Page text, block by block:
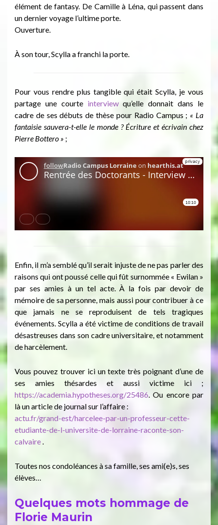
élément de fantasy. De Camille à Léna, qui passent dans
un dernier voyage l’ultime porte.
Ouverture.
À son tour, Scylla a franchi la porte.
Pour vous rendre plus tangible qui était Scylla, je vous
partage une courte interviewqu’elle donnait dans le
cadre de ses débuts de thèse pour Radio Campus ; « La
fantaisie sauvera-t-elle le monde ? Écriture et écrivain chez
Pierre Bottero » ;
Enfin, il m’a semblé qu’il serait injuste de ne pas parler des
raisons qui ont poussé celle qui fût surnommée « Ewilan »
par ses amies à un tel acte. À la fois par devoir de
mémoire de sa personne, mais aussi pour contribuer à ce
que jamais ne se reproduisent de tels tragiques
événements. Scylla a été victime de conditions de travail
désastreuses dans son cadre universitaire, et notamment
de harcèlement.
Vous pouvez trouver ici un texte très poignant d’une de
ses amies thésardes et aussi victime ici ;
https://academia.hypotheses.org/25486. Ou encore par
là un article de journal sur l’affaire :
actu.fr/grand-est/harcelee-par-un-professeur-cette-
etudiante-de-l-universite-de-lorraine-raconte-son-
calvaire.
Toutes nos condoléances à sa famille, ses ami(e)s, ses
élèves…
Quelques mots hommage de
Florie Maurin